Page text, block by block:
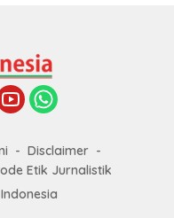
Disclaimer
Etik Jurnalistik